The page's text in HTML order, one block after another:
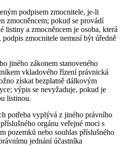
podpisem zmocnitele, je-li
zmocněncem; pokud se provádí
listiny a zmocněncem je osoba, která
podpis zmocnitele nemusí být úředně
jiného zákonem stanoveného
vkladového řízení právnická
získat bezplatně dálkovým
výpis se nevyžaduje, pokud je
listinou.
potřeba vyplývá z jiného právního
orgánu veřejné moci s
pozemků nebo souhlas příslušného
jednání účastníka